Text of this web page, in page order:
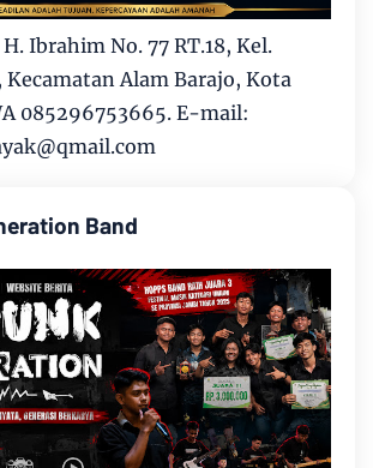
Ibrahim No. 77 RT.18, Kel.
Kecamatan Alam Barajo, Kota
085296753665. E-mail:
Band